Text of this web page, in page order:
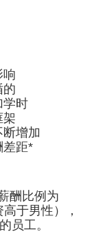
时
增加
距*
酬比例为
于男性），
员工。